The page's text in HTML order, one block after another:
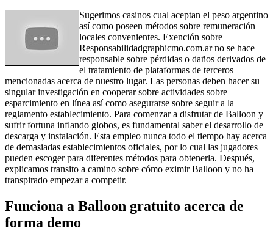
Sugerimos casinos cual aceptan el peso argentino
así­ como poseen métodos sobre remuneración
locales convenientes. Exención sobre
Responsabilidadgraphicmo.com.ar no se hace
responsable sobre pérdidas o daños derivados de
el tratamiento de plataformas de terceros
mencionadas acerca de nuestro lugar. Las personas deben hacer su
singular investigación en cooperar sobre actividades sobre
esparcimiento en línea así­ como asegurarse sobre seguir a la
reglamento establecimiento. Para comenzar a disfrutar de Balloon y
sufrir fortuna inflando globos, es fundamental saber el desarrollo de
descarga y instalación. Esta empleo nunca todo el tiempo hay acerca
de demasiadas establecimientos oficiales, por lo cual las jugadores
pueden escoger para diferentes métodos para obtenerla. Después,
explicamos transito a camino sobre cómo eximir Balloon y no ha
transpirado empezar a competir.
Funciona a Balloon gratuito acerca de
forma demo